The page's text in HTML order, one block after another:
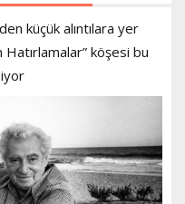
küçük alıntılara yer
köşesi bu